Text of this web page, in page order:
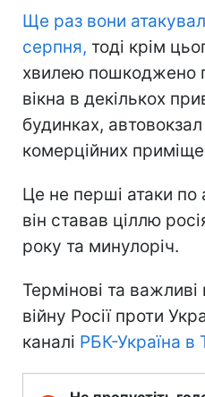
Ще раз вони
серпня, тоді крім
хвилею пошкоджено
вікна в декількох
будинках, автовокзал
комерційних
Це не перші атаки
він ставав ціллю
року та минулоріч.
Термінові та
війну Росії проти
каналі РБК-Україна в